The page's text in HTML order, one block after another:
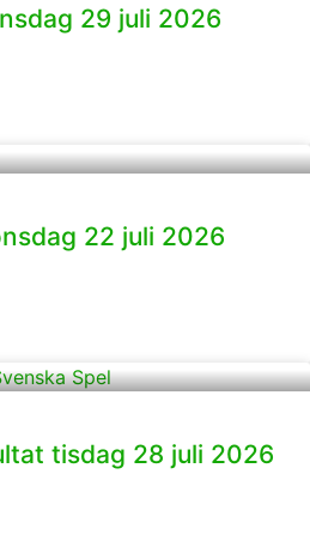
29 juli 2026
22 juli 2026
tisdag 28 juli 2026